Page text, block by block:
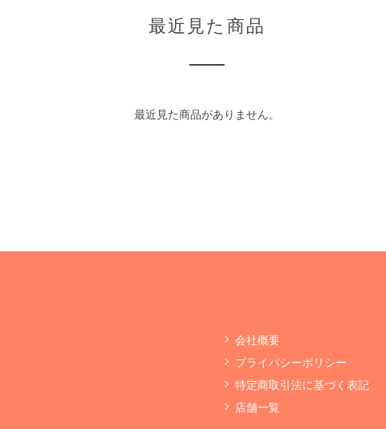
最近見た商品
最近見た商品がありません。
会社概要
プライバシーポリシー
特定商取引法に基づく表記
店舗一覧